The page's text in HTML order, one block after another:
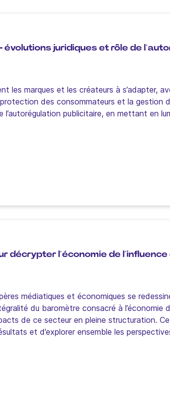
évolutions juridiques et rôle de
les marques et les créateurs à s’adapter,
des consommateurs et la gestion
l’autorégulation publicitaire, en mettant en
décrypter l’économie de l’influence
médiatiques et économiques se
du baromètre consacré à l’économie
de ce secteur en pleine structuration.
et d’explorer ensemble les
entre marques et créateurs transforme